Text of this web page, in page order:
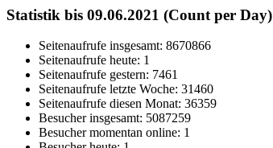
Statistik bis 09.06.2021 (Count per Day)
Seitenaufrufe insgesamt: 8670866
Seitenaufrufe heute: 1
Seitenaufrufe gestern: 7461
Seitenaufrufe letzte Woche: 31460
Seitenaufrufe diesen Monat: 36359
Besucher insgesamt: 5087259
Besucher momentan online: 1